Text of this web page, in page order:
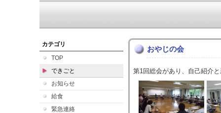
カテゴリ
TOP
できごと
お知らせ
給食
緊急連絡
おやじの会
第1回総会があり、自己紹介